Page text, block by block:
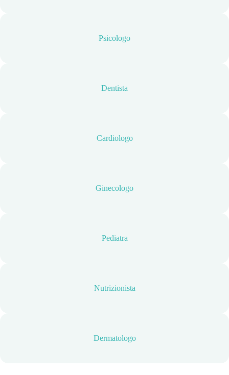
Psicologo
Dentista
Cardiologo
Ginecologo
Pediatra
Nutrizionista
Dermatologo